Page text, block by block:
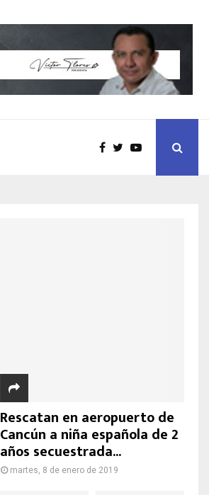
Rescatan en aeropuerto de
Cancún a niña española de 2
años secuestrada...
martes, 8 de enero de 2019